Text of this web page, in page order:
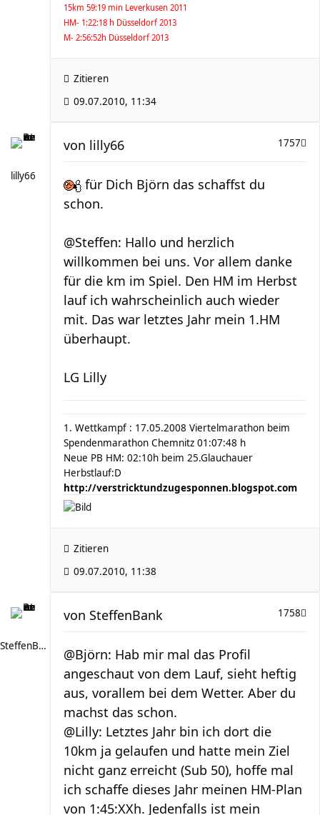
15km 59:19 min Leverkusen 2011
HM- 1:22:18 h Düsseldorf 2013
M- 2:56:52h Düsseldorf 2013
Zitieren
09.07.2010, 11:34
lilly66
1757
von lilly66
für Dich Björn das schaffst du
schon.
@Steffen: Hallo und herzlich
willkommen bei uns. Vor allem danke
für die km im Spiel. Den HM im Herbst
lauf ich wahrscheinlich auch wieder
mit. Das war letztes Jahr mein 1.HM
überhaupt.
LG Lilly
1. Wettkampf : 17.05.2008 Viertelmarathon beim
Spendenmarathon Chemnitz 01:07:48 h
Neue PB HM: 02:10h beim 25.Glauchauer
Herbstlauf:D
http://verstricktundzugesponnen.blogspot.com
Zitieren
09.07.2010, 11:38
SteffenBank
1758
von SteffenBank
@Björn: Hab mir mal das Profil
angeschaut von dem Lauf, sieht heftig
aus, vorallem bei dem Wetter. Aber du
machst das schon.
@Lilly: Letztes Jahr bin ich dort die
10km ja gelaufen und hatte mein Ziel
nicht ganz erreicht (Sub 50), hoffe mal
ich schaffe dieses Jahr meinen HM-Plan
von 1:45:XXh. Jedenfalls ist mein